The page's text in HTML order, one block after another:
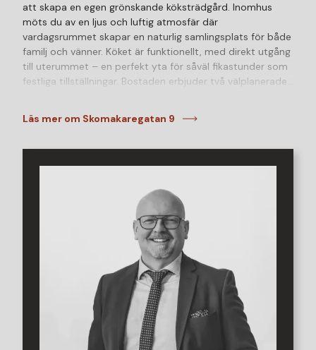
att skapa en egen grönskande köksträdgård. Inomhus
möts du av en ljus och luftig atmosfär där
vardagsrummet skapar en naturlig samlingsplats för både
familj och vänner. Köket är funktionellt, med direkt utgång
till uterummet – en perfekt yta för såväl fikastunder som
festliga tillställningar. Bostaden erbjuder två välplanerade
Huset är beläget på en lugn och ostörd gata och har egen
livsmedelsaffär, natur samt restauranger. Här finns goda
kommunikationsförbindelser i form av tåg och motorväg.
Villan på Skomakaregatan 9 passar perfekt för den som
önskar bekvämlighet och lugn med närhet till allt man kan
Läs mer om Skomakaregatan 9